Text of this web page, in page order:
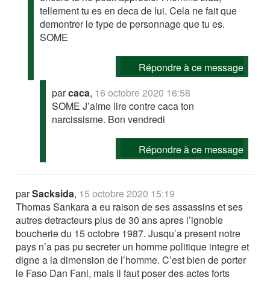
tellement tu es en deca de lui. Cela ne fait que
demontrer le type de personnage que tu es.
SOME
Répondre à ce message
parcaca, 16 octobre 2020 16:58
SOME J’aime lire contre caca ton
narcissisme. Bon vendredi
Répondre à ce message
parSacksida, 15 octobre 2020 15:19
Thomas Sankara a eu raison de ses assassins et ses
autres detracteurs plus de 30 ans apres l’ignoble
boucherie du 15 octobre 1987. Jusqu’a present notre
pays n’a pas pu secreter un homme politique integre et
digne a la dimension de l’homme. C’est bien de porter
le Faso Dan Fani, mais il faut poser des actes forts